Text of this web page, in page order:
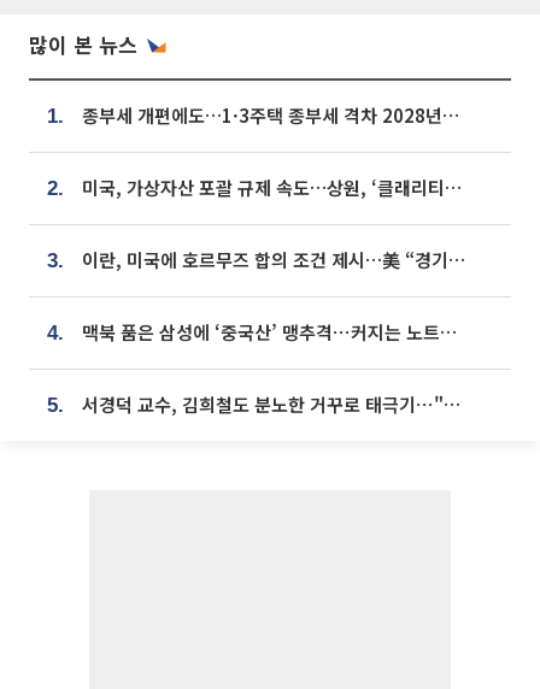
많이 본 뉴스
1. 종부세 개편에도…1·3주택 종부세 격차 2028년부터 확대
2. 미국, 가상자산 포괄 규제 속도…상원, ‘클래리티법’ 9월 절차투표 추진
3. 이란, 미국에 호르무즈 합의 조건 제시…美 “경기 아직 안 끝나” [종합]
4. 맥북 품은 삼성에 ‘중국산’ 맹추격⋯커지는 노트북 OLED 시장
5. 서경덕 교수, 김희철도 분노한 거꾸로 태극기⋯"엉터리는 아냐, 아쉬울 뿐"